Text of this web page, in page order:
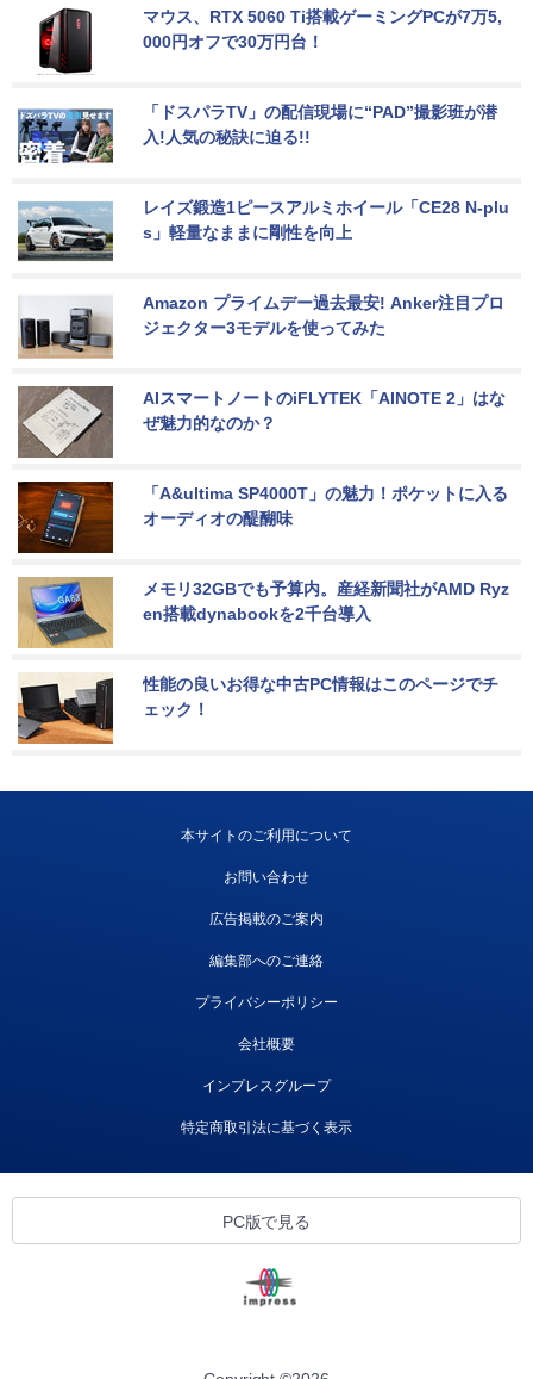
マウス、RTX 5060 Ti搭載ゲーミングPCが7万5,
000円オフで30万円台！
「ドスパラTV」の配信現場に“PAD”撮影班が潜
入!人気の秘訣に迫る!!
レイズ鍛造1ピースアルミホイール「CE28 N-plu
s」軽量なままに剛性を向上
Amazon プライムデー過去最安! Anker注目プロ
ジェクター3モデルを使ってみた
AIスマートノートのiFLYTEK「AINOTE 2」はな
ぜ魅力的なのか？
「A&ultima SP4000T」の魅力！ポケットに入る
オーディオの醍醐味
メモリ32GBでも予算内。産経新聞社がAMD Ryz
en搭載dynabookを2千台導入
性能の良いお得な中古PC情報はこのページでチ
ェック！
本サイトのご利用について
お問い合わせ
広告掲載のご案内
編集部へのご連絡
プライバシーポリシー
会社概要
インプレスグループ
特定商取引法に基づく表示
PC版で見る